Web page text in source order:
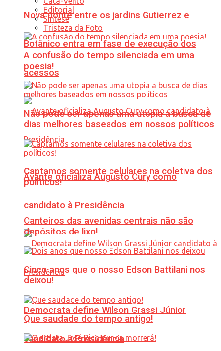
Nova ponte entre os jardins Gutierrez e
Botânico entra em fase de execução dos
acessos
Avante oficializa Augusto Cury como
candidato à Presidência
Democrata define Wilson Grassi Júnior
candidato à Presidência
Editorial
Síntese
Tristeza da Foto
A confusão do tempo silenciada em uma
poesia!
Não pode ser apenas uma utopia a busca de
dias melhores baseados em nossos políticos
Captamos somente celulares na coletiva dos
políticos!
Canteiros das avenidas centrais não são
depósitos de lixo!
Cinco anos que o nosso Edson Battilani nos
deixou!
Que saudade do tempo antigo!